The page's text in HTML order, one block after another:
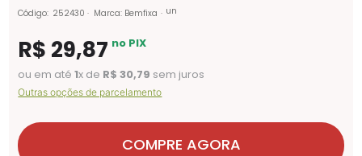
Código: 252430 Marca: Bemfixa un
R$ 29,87 no PIX
ou em até1x de R$ 30,79 sem juros
Outras opções de parcelamento
COMPRE AGORA